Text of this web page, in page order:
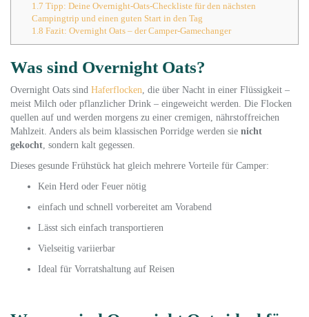
1.7 Tipp: Deine Overnight-Oats-Checkliste für den nächsten
Campingtrip und einen guten Start in den Tag
1.8 Fazit: Overnight Oats – der Camper-Gamechanger
Was sind Overnight Oats?
Overnight Oats sind Haferflocken, die über Nacht in einer Flüssigkeit –
meist Milch oder pflanzlicher Drink – eingeweicht werden. Die Flocken
quellen auf und werden morgens zu einer cremigen, nährstoffreichen
Mahlzeit. Anders als beim klassischen Porridge werden sie nicht
gekocht, sondern kalt gegessen.
Dieses gesunde Frühstück hat gleich mehrere Vorteile für Camper:
Kein Herd oder Feuer nötig
einfach und schnell vorbereitet am Vorabend
Lässt sich einfach transportieren
Vielseitig variierbar
Ideal für Vorratshaltung auf Reisen